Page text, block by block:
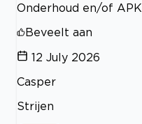
Onderhoud en/of APK
Beveelt aan
12 July 2026
Casper
Strijen